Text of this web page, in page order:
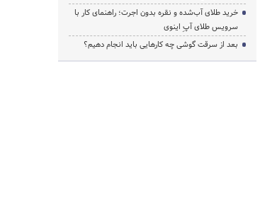
خرید طلای آب‌شده و نقره بدون اجرت؛ راهنمای کار با
سرویس طلای آپِ اینوی
بعد از سرقت گوشی چه کارهایی باید انجام دهیم؟